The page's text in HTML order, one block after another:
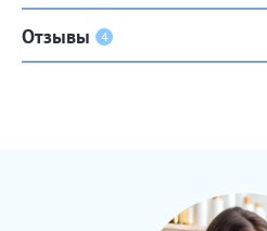
Отзывы 4